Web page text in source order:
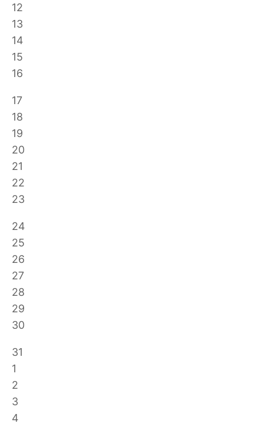
12
13
14
15
16
17
18
19
20
21
22
23
24
25
26
27
28
29
30
31
1
2
3
4